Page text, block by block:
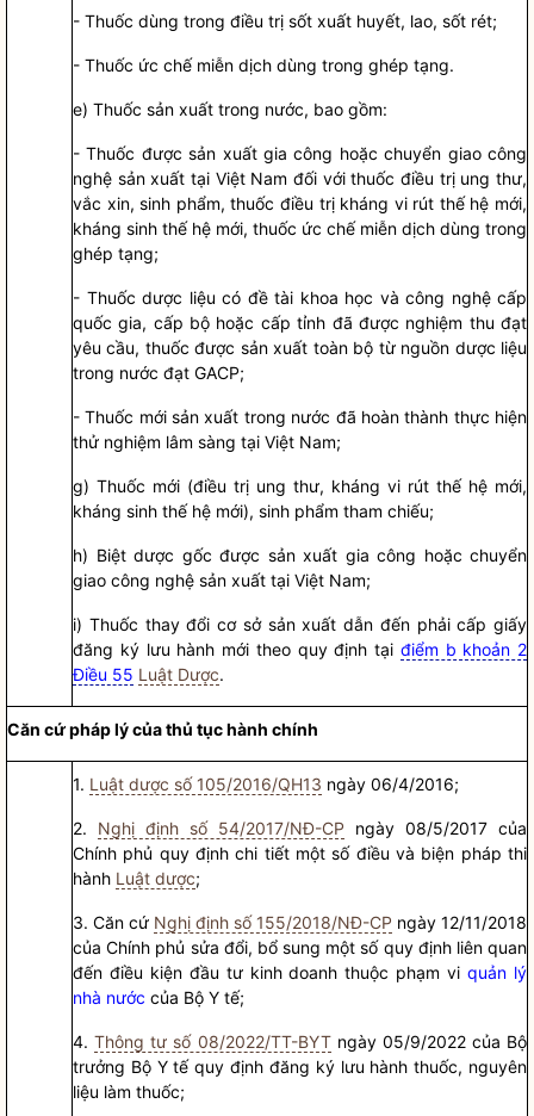
- Thuốc dùng trong điều trị sốt xuất huyết, lao, sốt rét;
- Thuốc ức chế miễn dịch dùng trong ghép tạng.
e) Thuốc sản xuất trong nước, bao gồm:
- Thuốc được sản xuất gia công hoặc chuyển giao công
nghệ sản xuất tại Việt Nam đối với thuốc điều trị ung thư,
vắc xin, sinh phẩm, thuốc điều trị kháng vi rút thế hệ mới,
kháng sinh thế hệ mới, thuốc ức chế miễn dịch dùng trong
ghép tạng;
- Thuốc dược liệu có đề tài khoa học và công nghệ cấp
quốc gia, cấp bộ hoặc cấp tỉnh đã được nghiệm thu đạt
yêu cầu, thuốc được sản xuất toàn bộ từ nguồn dược liệu
trong nước đạt GACP;
- Thuốc mới sản xuất trong nước đã hoàn thành thực hiện
thử nghiệm lâm sàng tại Việt Nam;
g) Thuốc mới (điều trị ung thư, kháng vi rút thế hệ mới,
kháng sinh thế hệ mới), sinh phẩm tham chiếu;
h) Biệt dược gốc được sản xuất gia công hoặc chuyển
giao công nghệ sản xuất tại Việt Nam;
i) Thuốc thay đổi cơ sở sản xuất dẫn đến phải cấp giấy
đăng ký lưu hành mới theo quy định tại điểm b khoản 2
Điều 55 Luật Dược.
Căn cứ pháp lý củathủ tục hành chính
1. Luật dược số 105/2016/QH13 ngày 06/4/2016;
2. Nghị định số 54/2017/NĐ-CP ngày 08/5/2017 của
Chính phủ quy định chi tiết một số điều và biện pháp thi
hành Luật dược;
3. Căn cứ Nghị định số 155/2018/NĐ-CP ngày 12/11/2018
của Chính phủ sửa đổi, bổ sung một số quy định liên quan
đến điều kiện đầu tư kinh doanh thuộc phạm viquản lý
nhà nước của Bộ Y tế;
4.Thông tư số 08/2022/TT-BYTngày 05/9/2022 của Bộ
trưởng Bộ Y tế quy định đăng ký lưu hành thuốc, nguyên
liệu làm thuốc;